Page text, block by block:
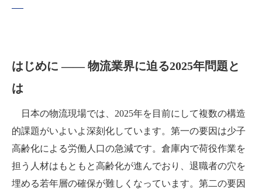
はじめに ―― 物流業界に迫る2025年問題と
は
日本の物流現場では、2025年を目前にして複数の構造
的課題がいよいよ深刻化しています。第一の要因は少子
高齢化による労働人口の急減です。倉庫内で荷役作業を
担う人材はもともと高齢化が進んでおり、退職者の穴を
埋める若年層の確保が難しくなっています。第二の要因